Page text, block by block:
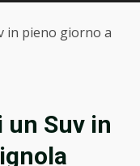
in pieno giorno a
Suv in